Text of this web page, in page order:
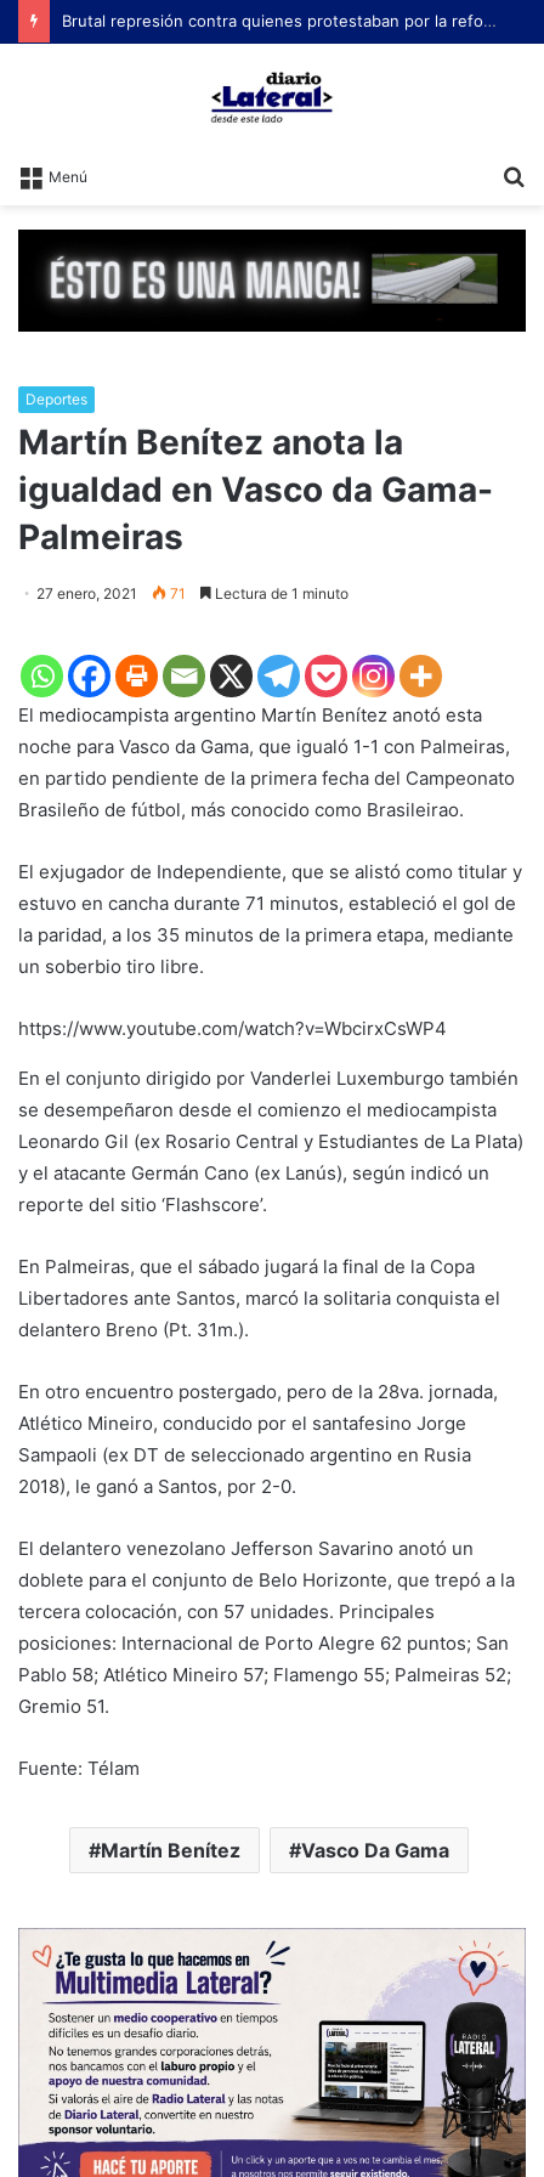
Menú
Deportes
Martín Benítez anota la
igualdad en Vasco da Gama-
Palmeiras
27 enero, 2021 71 Lectura de 1 minuto
El mediocampista argentino Martín Benítez anotó esta
noche para Vasco da Gama, que igualó 1-1 con Palmeiras,
en partido pendiente de la primera fecha del Campeonato
Brasileño de fútbol, más conocido como Brasileirao.
El exjugador de Independiente, que se alistó como titular y
estuvo en cancha durante 71 minutos, estableció el gol de
la paridad, a los 35 minutos de la primera etapa, mediante
un soberbio tiro libre.
https://www.youtube.com/watch?v=WbcirxCsWP4
En el conjunto dirigido por Vanderlei Luxemburgo también
se desempeñaron desde el comienzo el mediocampista
Leonardo Gil (ex Rosario Central y Estudiantes de La Plata)
y el atacante Germán Cano (ex Lanús), según indicó un
reporte del sitio ‘Flashscore’.
En Palmeiras, que el sábado jugará la final de la Copa
Libertadores ante Santos, marcó la solitaria conquista el
delantero Breno (Pt. 31m.).
En otro encuentro postergado, pero de la 28va. jornada,
Atlético Mineiro, conducido por el santafesino Jorge
Sampaoli (ex DT de seleccionado argentino en Rusia
2018), le ganó a Santos, por 2-0.
El delantero venezolano Jefferson Savarino anotó un
doblete para el conjunto de Belo Horizonte, que trepó a la
tercera colocación, con 57 unidades. Principales
posiciones: Internacional de Porto Alegre 62 puntos; San
Pablo 58; Atlético Mineiro 57; Flamengo 55; Palmeiras 52;
Gremio 51.
Fuente: Télam
Martín Benítez Vasco Da Gama